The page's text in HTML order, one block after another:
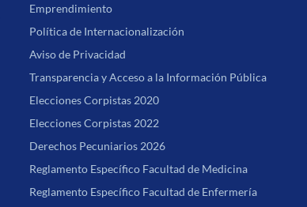
Emprendimiento
Política de Internacionalización
Aviso de Privacidad
Transparencia y Acceso a la Información Pública
Elecciones Corpistas 2020
Elecciones Corpistas 2022
Derechos Pecuniarios 2026
Reglamento Específico Facultad de Medicina
Reglamento Específico Facultad de Enfermería